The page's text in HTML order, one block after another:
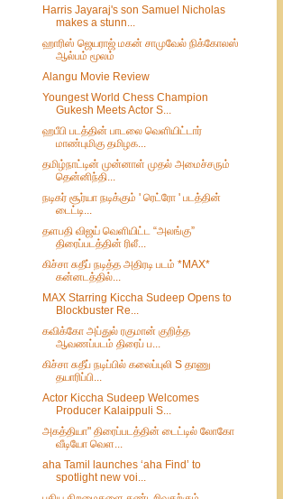
Harris Jayaraj's son Samuel Nicholas
makes a stunn...
ஹாரிஸ் ஜெயராஜ் மகன் சாமுவேல் நிக்கோலஸ்
ஆல்பம் மூலம்
Alangu Movie Review
Youngest World Chess Champion
Gukesh Meets Actor S...
ஹபீபி படத்தின் பாடலை வெளியிட்டார்
மாண்புமிகு தமிழக...
தமிழ்நாட்டின் முன்னாள் முதல் அமைச்சரும்
தென்னிந்தி...
நடிகர் சூர்யா நடிக்கும் ' ரெட்ரோ ' படத்தின்
டைட்டி...
தளபதி விஜய் வெளியிட்ட “அலங்கு”
திரைப்படத்தின் ரிலீ...
கிச்சா சுதீப் நடித்த அதிரடி படம் *MAX*
கன்னடத்தில்...
MAX Starring Kiccha Sudeep Opens to
Blockbuster Re...
கவிக்கோ அப்துல் ரகுமான் குறித்த
ஆவணப்படம் திரைப் ப...
கிச்சா சுதீப் நடிப்பில் கலைப்புலி S தாணு
தயாரிப்பி...
Actor Kiccha Sudeep Welcomes
Producer Kalaippuli S...
அகத்தியா" திரைப்படத்தின் டைட்டில் லோகோ
வீடியோ வெள...
aha Tamil launches ‘aha Find’ to
spotlight new voi...